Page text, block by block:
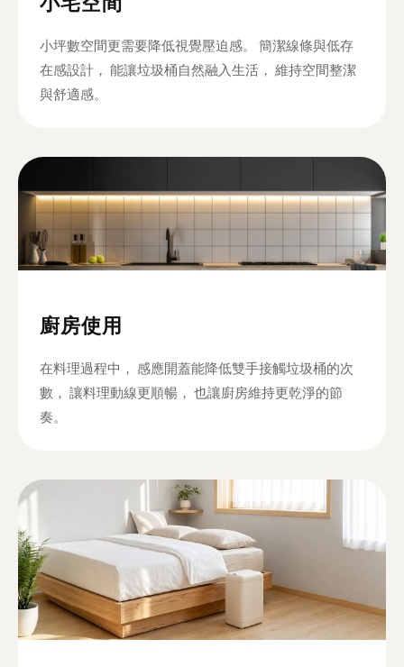
小坪數空間更需要降低視覺壓迫感。 簡潔線條與低存
在感設計， 能讓垃圾桶自然融入生活， 維持空間整潔
與舒適感。
廚房使用
在料理過程中， 感應開蓋能降低雙手接觸垃圾桶的次
數， 讓料理動線更順暢， 也讓廚房維持更乾淨的節
奏。